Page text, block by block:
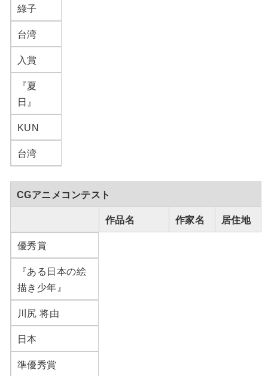
綠子
台湾
入賞
『夏
日』
KUN
台湾
CGアニメコンテスト
作品名 作家名 居住地
優秀賞
『ある日本の絵
描き少年』
川尻 将由
日本
準優秀賞